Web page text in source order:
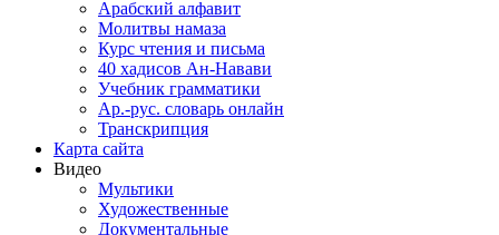
Арабский алфавит
Молитвы намаза
Курс чтения и письма
40 хадисов Ан-Навави
Учебник грамматики
Ар.-рус. словарь онлайн
Транскрипция
Карта сайта
Видео
Мультики
Художественные
Документальные